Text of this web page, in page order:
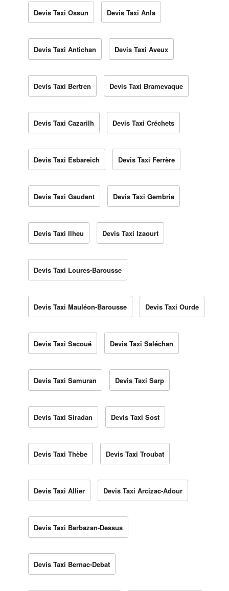
Devis Taxi Ossun Devis Taxi Anla
Devis Taxi Antichan Devis Taxi Aveux
Devis Taxi Bertren Devis Taxi Bramevaque
Devis Taxi Cazarilh Devis Taxi Créchets
Devis Taxi Esbareich Devis Taxi Ferrère
Devis Taxi Gaudent Devis Taxi Gembrie
Devis Taxi Ilheu Devis Taxi Izaourt
Devis Taxi Loures-Barousse
Devis Taxi Mauléon-Barousse Devis Taxi Ourde
Devis Taxi Sacoué Devis Taxi Saléchan
Devis Taxi Samuran Devis Taxi Sarp
Devis Taxi Siradan Devis Taxi Sost
Devis Taxi Thèbe Devis Taxi Troubat
Devis Taxi Allier Devis Taxi Arcizac-Adour
Devis Taxi Barbazan-Dessus
Devis Taxi Bernac-Debat